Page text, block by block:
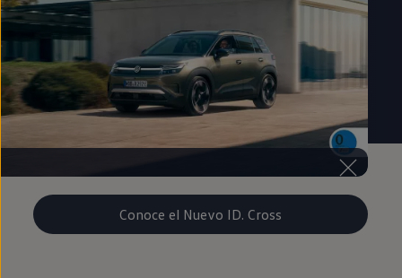
Conoce el Nuevo ID. Cross